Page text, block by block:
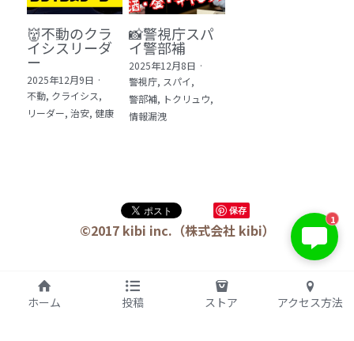
👹不動のクラ
イシスリーダ
ー
2025年12月9日 ·
不動, クライシス,
リーダー, 治安, 健康
📸警視庁スパ
イ警部補
2025年12月8日 ·
警視庁, スパイ,
警部補, トクリュウ,
情報漏洩
保存
©2017 kibi inc.（株式会社 kibi）
ホーム 投稿 ストア アクセス方法
1